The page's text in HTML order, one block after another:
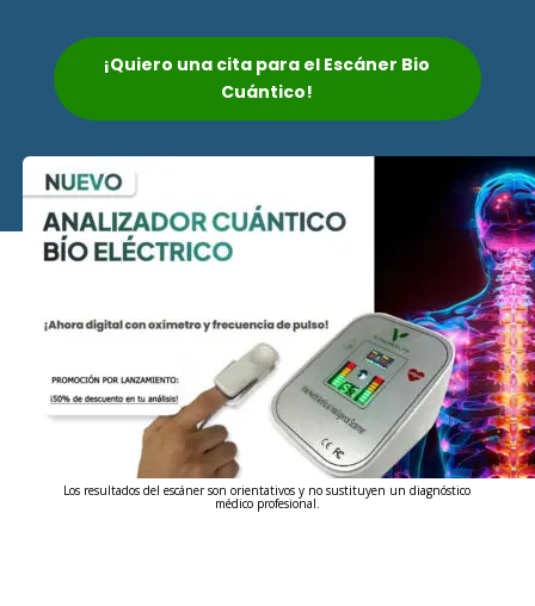
¡Quiero una cita para el Escáner Bio
Cuántico!
Los resultados del escáner son orientativos y no sustituyen un diagnóstico
médico profesional.